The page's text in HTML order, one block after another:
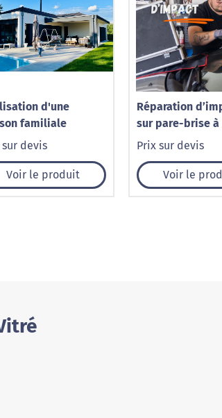
d'une
familiale
sur devis
Voir le produit
Réparation
sur pare-brise à
– 1001 Pare-Brise
Prix sur devis
Voir le